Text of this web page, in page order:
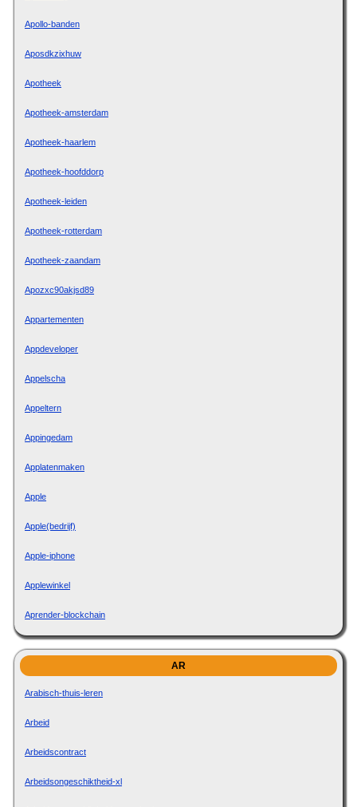
Apollo-banden
Aposdkzixhuw
Apotheek
Apotheek-amsterdam
Apotheek-haarlem
Apotheek-hoofddorp
Apotheek-leiden
Apotheek-rotterdam
Apotheek-zaandam
Apozxc90akjsd89
Appartementen
Appdeveloper
Appelscha
Appeltern
Appingedam
Applatenmaken
Apple
Apple(bedrijf)
Apple-iphone
Applewinkel
Aprender-blockchain
AR
Arabisch-thuis-leren
Arbeid
Arbeidscontract
Arbeidsongeschiktheid-xl